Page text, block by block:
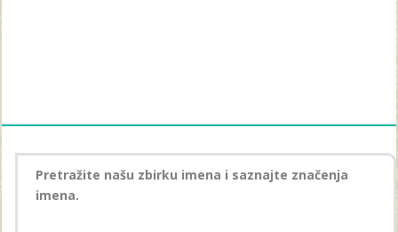
Pretražite našu zbirku imena i saznajte značenja
imena.